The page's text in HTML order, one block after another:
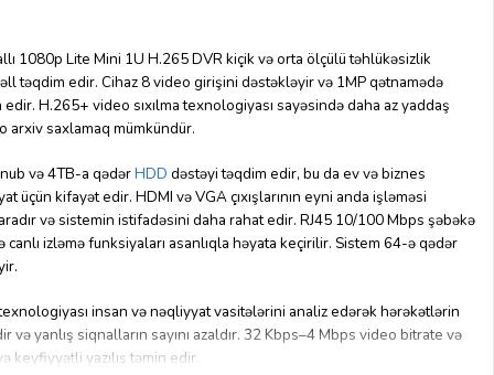
1080p Lite Mini 1U H.265 DVR kiçik və orta ölçülü təhlükəsizlik
təqdim edir. Cihaz 8 video girişini dəstəkləyir və 1MP qətnamədə
edir. H.265+ video sıxılma texnologiyası sayəsində daha az yaddaş
arxiv saxlamaq mümkündür.
və 4TB-a qədərHDD dəstəyi təqdim edir, bu da ev və biznes
üçün kifayət edir. HDMI və VGA çıxışlarının eyni anda işləməsi
və sistemin istifadəsini daha rahat edir. RJ45 10/100 Mbps şəbəkə
canlı izləmə funksiyaları asanlıqla həyata keçirilir. Sistem 64-ə qədər
insan və nəqliyyat vasitələrini analiz edərək hərəkətlərin
və yanlış siqnalların sayını azaldır. 32 Kbps–4 Mbps video bitrate və
keyfiyyətli yazılış təmin edir.